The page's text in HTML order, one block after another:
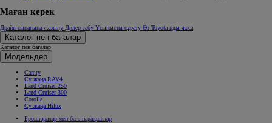
Маған керек
Драйв сынағына жазылу Дилер табу Ұсынысты сұрату Өз Toyota-ңды жаса
Каталог пен бағалар
Каталог пен бағалар
Модельдер
Camry
Су жаңа RAV4
Land Cruiser 250
Land Cruiser 300
Corolla
Су жаңа Hilux
Брошюралар мен баға парақшалар